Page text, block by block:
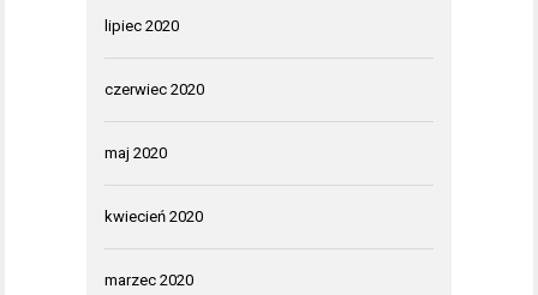
lipiec 2020
czerwiec 2020
maj 2020
kwiecień 2020
marzec 2020